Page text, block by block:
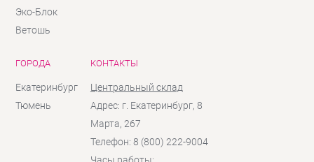
Эко-Блок
Ветошь
ГОРОДА
Екатеринбург
Тюмень
КОНТАКТЫ
Центральный склад
Адрес: г. Екатеринбург, 8
Марта, 267
Телефон: 8 (800) 222-9004
Часы работы: